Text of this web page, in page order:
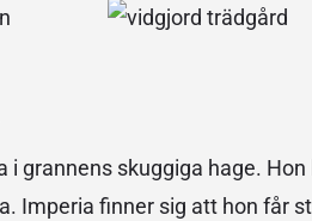
i grannens skuggiga hage.
Imperia finner sig att hon får